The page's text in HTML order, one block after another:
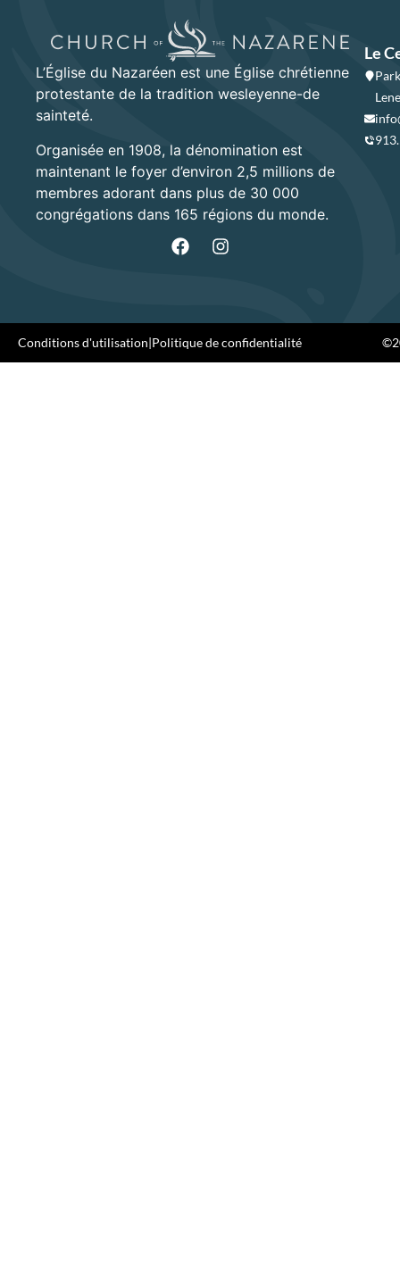
L’Église du Nazaréen est une Église chrétienne
protestante de la tradition wesleyenne-de
sainteté.
Organisée en 1908, la dénomination est
maintenant le foyer d’environ 2,5 millions de
membres adorant dans plus de 30 000
congrégations dans 165 régions du monde.
Le
Conditions d'utilisation|Politique de confidentialité